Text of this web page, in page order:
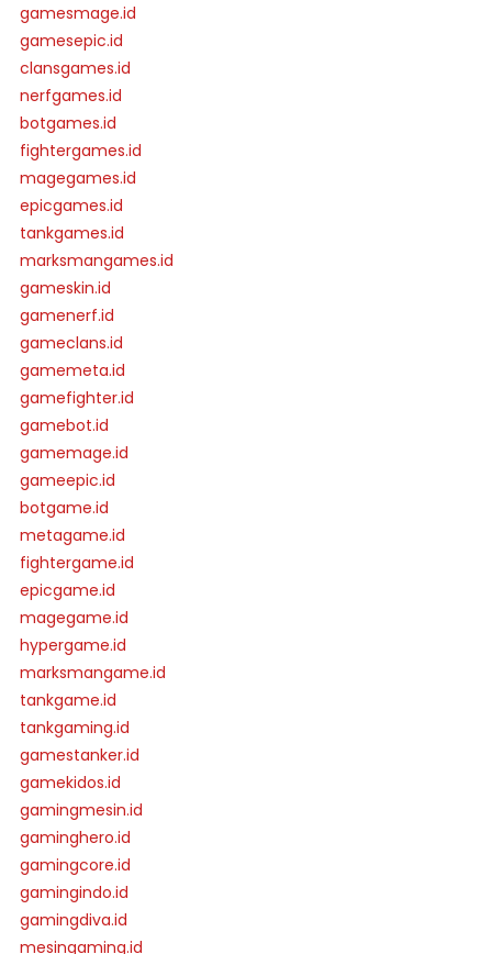
gamesmage.id
gamesepic.id
clansgames.id
nerfgames.id
botgames.id
fightergames.id
magegames.id
epicgames.id
tankgames.id
marksmangames.id
gameskin.id
gamenerf.id
gameclans.id
gamemeta.id
gamefighter.id
gamebot.id
gamemage.id
gameepic.id
botgame.id
metagame.id
fightergame.id
epicgame.id
magegame.id
hypergame.id
marksmangame.id
tankgame.id
tankgaming.id
gamestanker.id
gamekidos.id
gamingmesin.id
gaminghero.id
gamingcore.id
gamingindo.id
gamingdiva.id
mesingaming.id